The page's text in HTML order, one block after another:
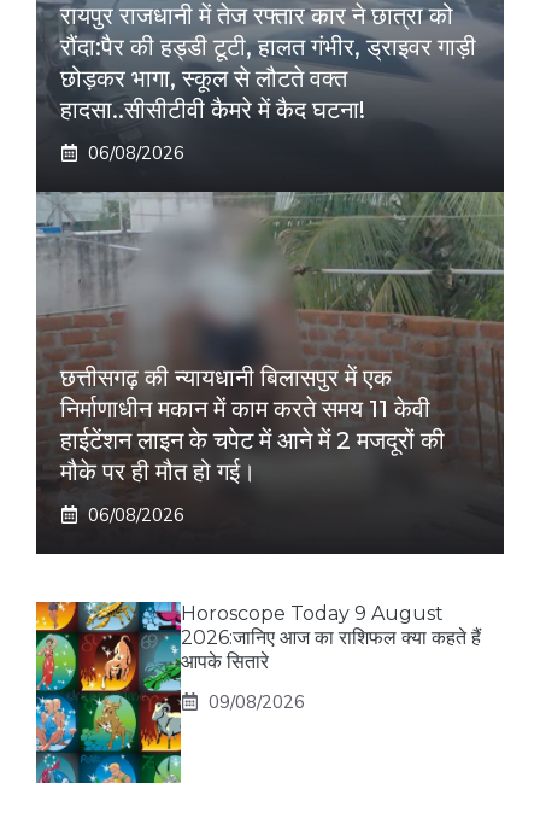
रायपुर राजधानी में तेज रफ्तार कार ने छात्रा को
रौंदा:पैर की हड्डी टूटी, हालत गंभीर, ड्राइवर गाड़ी
छोड़कर भागा, स्कूल से लौटते वक्त
हादसा..सीसीटीवी कैमरे में कैद घटना!
06/08/2026
छत्तीसगढ़ की न्यायधानी बिलासपुर में एक
निर्माणाधीन मकान में काम करते समय 11 केवी
हाईटेंशन लाइन के चपेट में आने में 2 मजदूरों की
मौके पर ही मौत हो गई।
06/08/2026
Horoscope Today 9 August
2026:जानिए आज का राशिफल क्या कहते हैं
आपके सितारे
09/08/2026